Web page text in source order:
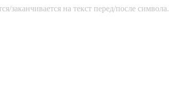
заканчивается на текст перед/после символа.